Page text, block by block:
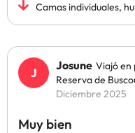
Camas individuales,
Josune Viajó en
Reserva de
Diciembre 2025
Muy bien